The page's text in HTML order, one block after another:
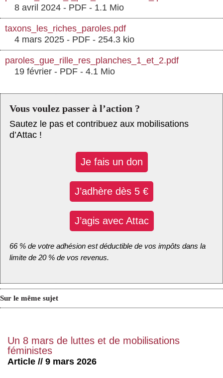
8 avril 2024 - PDF - 1.1 Mio
taxons_les_riches_paroles.pdf
4 mars 2025 - PDF - 254.3 kio
paroles_gue_rille_res_planches_1_et_2.pdf
19 février - PDF - 4.1 Mio
Vous voulez passer à l’action ?
Sautez le pas et contribuez aux mobilisations
d’Attac !
Je fais un don
J’adhère dès 5 €
J’agis avec Attac
66 % de votre adhésion est déductible de vos impôts dans la
limite de 20 % de vos revenus.
Sur le même sujet
Un 8 mars de luttes et de mobilisations
féministes
Article // 9 mars 2026